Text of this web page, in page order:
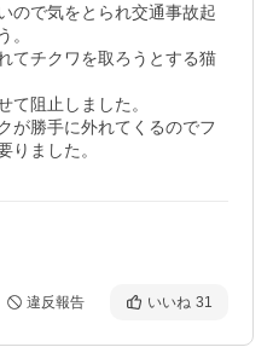
ので気をとられ交通事故起
。
てチクワを取ろうとする猫
て阻止しました。
が勝手に外れてくるのでフ
りました。
違反報告 いいね 31